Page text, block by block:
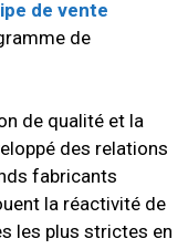
de vente
de
de qualité et la
des relations
fabricants
la réactivité de
les plus strictes en